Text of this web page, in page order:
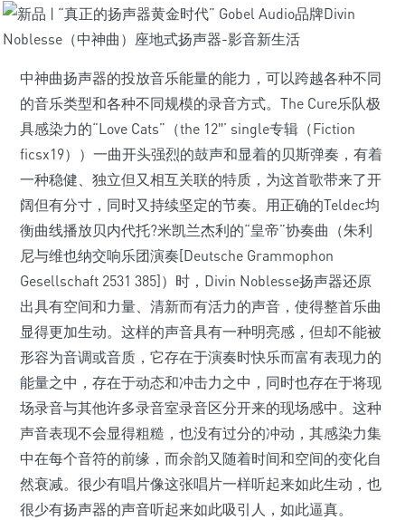
中神曲扬声器的投放音乐能量的能力，可以跨越各种不同
的音乐类型和各种不同规模的录音方式。The Cure乐队极
具感染力的“Love Cats”（the 12″’ single专辑（Fiction
ficsx19））一曲开头强烈的鼓声和显着的贝斯弹奏，有着
一种稳健、独立但又相互关联的特质，为这首歌带来了开
阔但有分寸，同时又持续坚定的节奏。用正确的Teldec均
衡曲线播放贝内代托?米凯兰杰利的“皇帝”协奏曲（朱利
尼与维也纳交响乐团演奏[Deutsche Grammophon
Gesellschaft 2531 385]）时，Divin Noblesse扬声器还原
出具有空间和力量、清新而有活力的声音，使得整首乐曲
显得更加生动。这样的声音具有一种明亮感，但却不能被
形容为音调或音质，它存在于演奏时快乐而富有表现力的
能量之中，存在于动态和冲击力之中，同时也存在于将现
场录音与其他许多录音室录音区分开来的现场感中。这种
声音表现不会显得粗糙，也没有过分的冲动，其感染力集
中在每个音符的前缘，而余韵又随着时间和空间的变化自
然衰减。很少有唱片像这张唱片一样听起来如此生动，也
很少有扬声器的声音听起来如此吸引人，如此逼真。